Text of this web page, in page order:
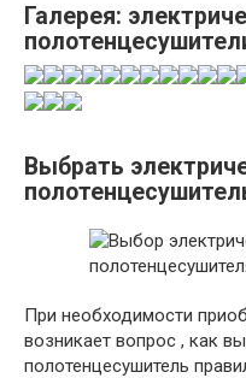
Галерея:
Выбрать
При необходимости
возникает вопрос , как
полотенцесушитель